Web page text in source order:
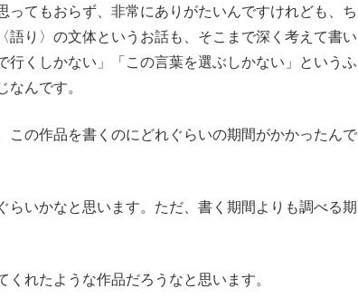
ってもおらず、非常にありがたいんですけれども、ち
語り〉の文体というお話も、そこまで深く考えて書い
くしかない」「この言葉を選ぶしかない」というふ
なんです。
この作品を書くのにどれぐらいの期間がかかったんで
らいかなと思います。ただ、書く期間よりも調べる期
くれたような作品だろうなと思います。